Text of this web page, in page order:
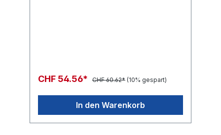
CHF 54.56* CHF 60.62* (10% gespart)
In den Warenkorb